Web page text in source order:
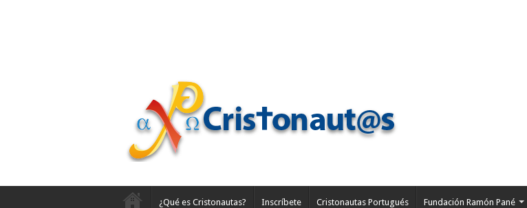
¿Qué es Cristonautas? Inscríbete Cristonautas Portugués Fundación Ramón Pané